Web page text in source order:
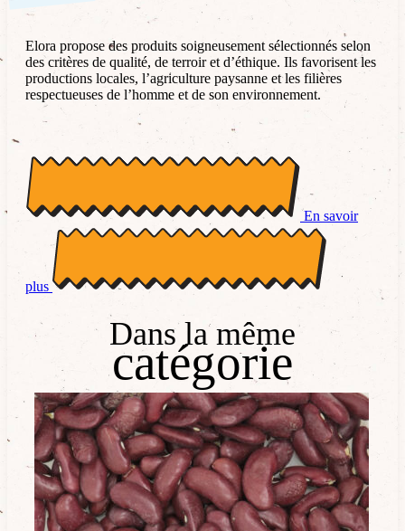
Elora propose des produits soigneusement sélectionnés selon
des critères de qualité, de terroir et d’éthique. Ils favorisent les
productions locales, l’agriculture paysanne et les filières
respectueuses de l’homme et de son environnement.
En savoir
plus
Dans la même
catégorie